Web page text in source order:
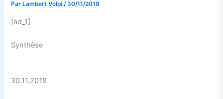
Par Lambert Volpi/30/11/2018
[ad_1]
Synthèse
30.11.2018